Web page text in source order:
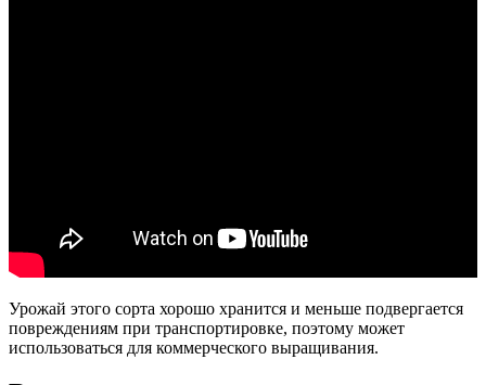
Урожай этого сорта хорошо хранится и меньше подвергается
повреждениям при транспортировке, поэтому может
использоваться для коммерческого выращивания.